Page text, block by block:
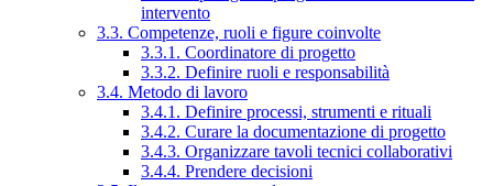
intervento
3.3. Competenze, ruoli e figure coinvolte
3.3.1. Coordinatore di progetto
3.3.2. Definire ruoli e responsabilità
3.4. Metodo di lavoro
3.4.1. Definire processi, strumenti e rituali
3.4.2. Curare la documentazione di progetto
3.4.3. Organizzare tavoli tecnici collaborativi
3.4.4. Prendere decisioni